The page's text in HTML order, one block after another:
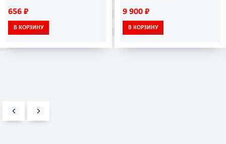
656 ₽
В КОРЗИНУ
9 900 ₽
В КОРЗИНУ